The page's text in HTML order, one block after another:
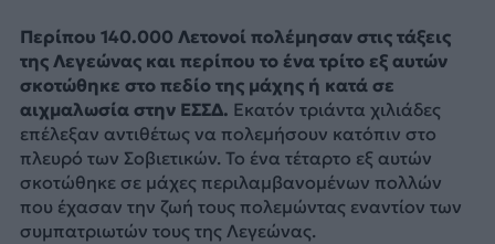
Περίπου 140.000 Λετονοί πολέμησαν στις τάξεις
της Λεγεώνας και περίπου το ένα τρίτο εξ αυτών
σκοτώθηκε στο πεδίο της μάχης ή κατά σε
αιχμαλωσία στην ΕΣΣΔ. Εκατόν τριάντα χιλιάδες
επέλεξαν αντιθέτως να πολεμήσουν κατόπιν στο
πλευρό των Σοβιετικών. Το ένα τέταρτο εξ αυτών
σκοτώθηκε σε μάχες περιλαμβανομένων πολλών
που έχασαν την ζωή τους πολεμώντας εναντίον των
συμπατριωτών τους της Λεγεώνας.